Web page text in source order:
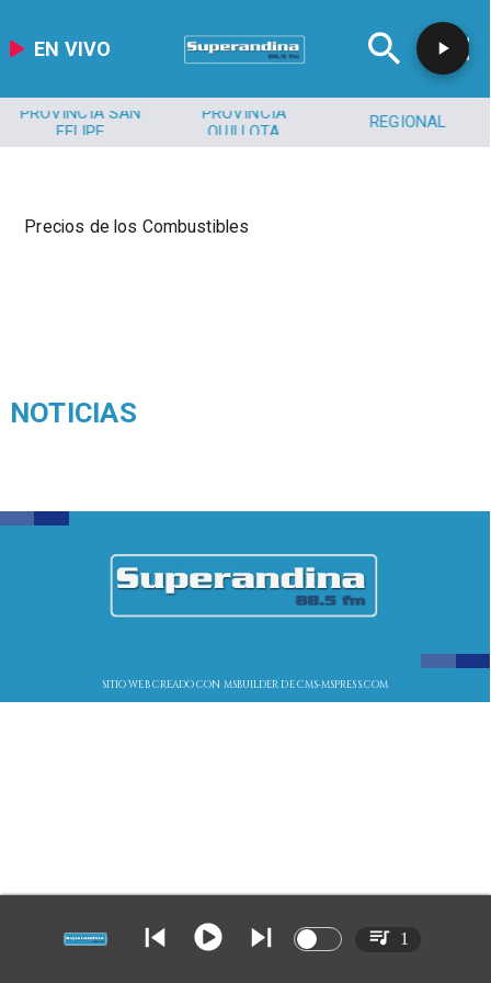
EN VIVO
PROVINCIA SAN
FELIPE
PROVINCIA
QUILLOTA
REGIONAL
Precios de los Combustibles
NOTICIAS
SITIO WEB CREADO CON MSBUILDER DE CMS-MSPRESS.COM
1